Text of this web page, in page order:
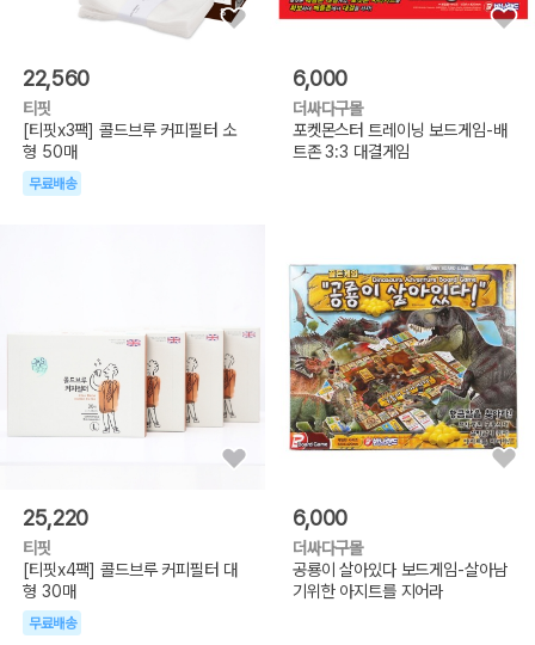
22,560
티핏
[티핏x3팩] 콜드브루 커피필터 소
형 50매
무료배송
6,000
더싸다구몰
포켓몬스터 트레이닝 보드게임-배
트존 3:3 대결게임
25,220
티핏
[티핏x4팩] 콜드브루 커피필터 대
형 30매
무료배송
6,000
더싸다구몰
공룡이 살아있다 보드게임-살아남
기위한 아지트를 지어라